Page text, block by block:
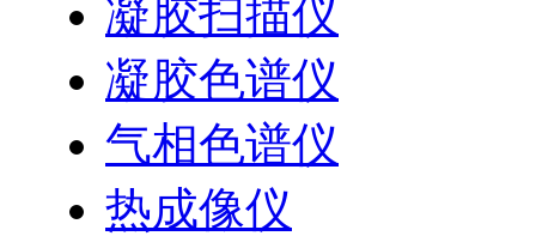
凝胶扫描仪
凝胶色谱仪
气相色谱仪
热成像仪